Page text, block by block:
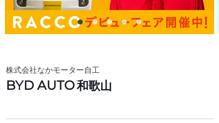
株式会社なかモーター自工
BYD AUTO和歌山